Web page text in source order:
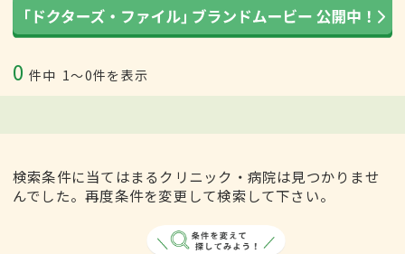
0 件中 1〜0件を表示
検索条件に当てはまるクリニック・病院は見つかりませ
んでした。再度条件を変更して検索して下さい。